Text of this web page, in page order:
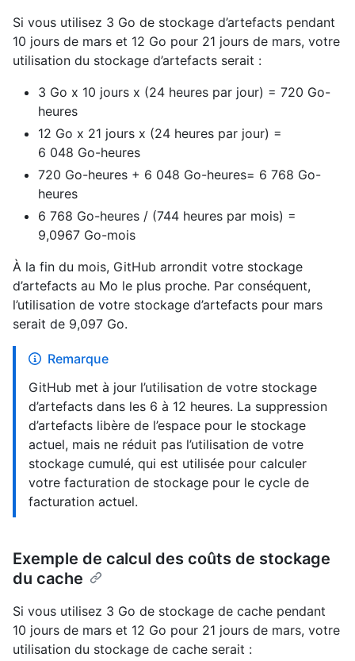
Si vous utilisez 3 Go de stockage d’artefacts pendant
10 jours de mars et 12 Go pour 21 jours de mars, votre
utilisation du stockage d’artefacts serait :
3 Go x 10 jours x (24 heures par jour) = 720 Go-
heures
12 Go x 21 jours x (24 heures par jour) =
6 048 Go-heures
720 Go-heures + 6 048 Go-heures= 6 768 Go-
heures
6 768 Go-heures / (744 heures par mois) =
9,0967 Go-mois
À la fin du mois, GitHub arrondit votre stockage
d’artefacts au Mo le plus proche. Par conséquent,
l’utilisation de votre stockage d’artefacts pour mars
serait de 9,097 Go.
Remarque
GitHub met à jour l’utilisation de votre stockage
d’artefacts dans les 6 à 12 heures. La suppression
d’artefacts libère de l’espace pour le stockage
actuel, mais ne réduit pas l’utilisation de votre
stockage cumulé, qui est utilisée pour calculer
votre facturation de stockage pour le cycle de
facturation actuel.
Exemple de calcul des coûts de stockage
du cache
Si vous utilisez 3 Go de stockage de cache pendant
10 jours de mars et 12 Go pour 21 jours de mars, votre
utilisation du stockage de cache serait :